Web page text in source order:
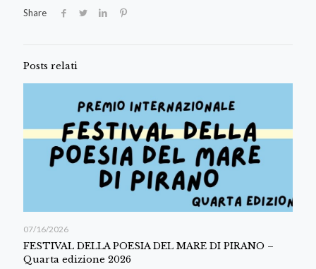
Share
Posts relati
07/16/2026
FESTIVAL DELLA POESIA DEL MARE DI PIRANO –
Quarta edizione 2026